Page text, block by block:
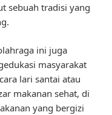
sebuah tradisi yang
ini juga
masyarakat
lari santai atau
makanan sehat, di
yang bergizi